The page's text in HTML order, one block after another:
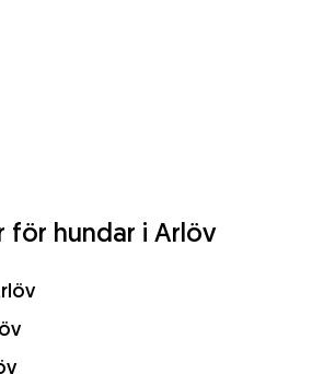
för hundar i Arlöv